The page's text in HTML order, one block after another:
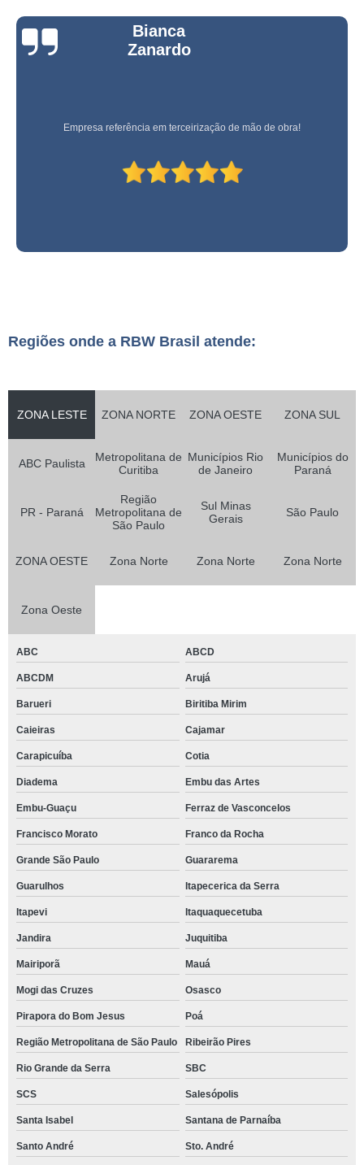
Bianca
Zanardo
Empresa referência em terceirização de mão de obra!
Regiões onde a RBW Brasil atende:
ZONA LESTE ZONA NORTE ZONA OESTE ZONA SUL
ABC Paulista
Metropolitana de
Curitiba
Municípios Rio
de Janeiro
Municípios do
Paraná
PR - Paraná
Região
Metropolitana de
São Paulo
Sul Minas
Gerais
São Paulo
ZONA OESTE Zona Norte Zona Norte Zona Norte
Zona Oeste
ABC ABCD
ABCDM Arujá
Barueri Biritiba Mirim
Caieiras Cajamar
Carapicuíba Cotia
Diadema Embu das Artes
Embu-Guaçu Ferraz de Vasconcelos
Francisco Morato Franco da Rocha
Grande São Paulo Guararema
Guarulhos Itapecerica da Serra
Itapevi Itaquaquecetuba
Jandira Juquitiba
Mairiporã Mauá
Mogi das Cruzes Osasco
Pirapora do Bom Jesus Poá
Região Metropolitana de São Paulo Ribeirão Pires
Rio Grande da Serra SBC
SCS Salesópolis
Santa Isabel Santana de Parnaíba
Santo André Sto. André